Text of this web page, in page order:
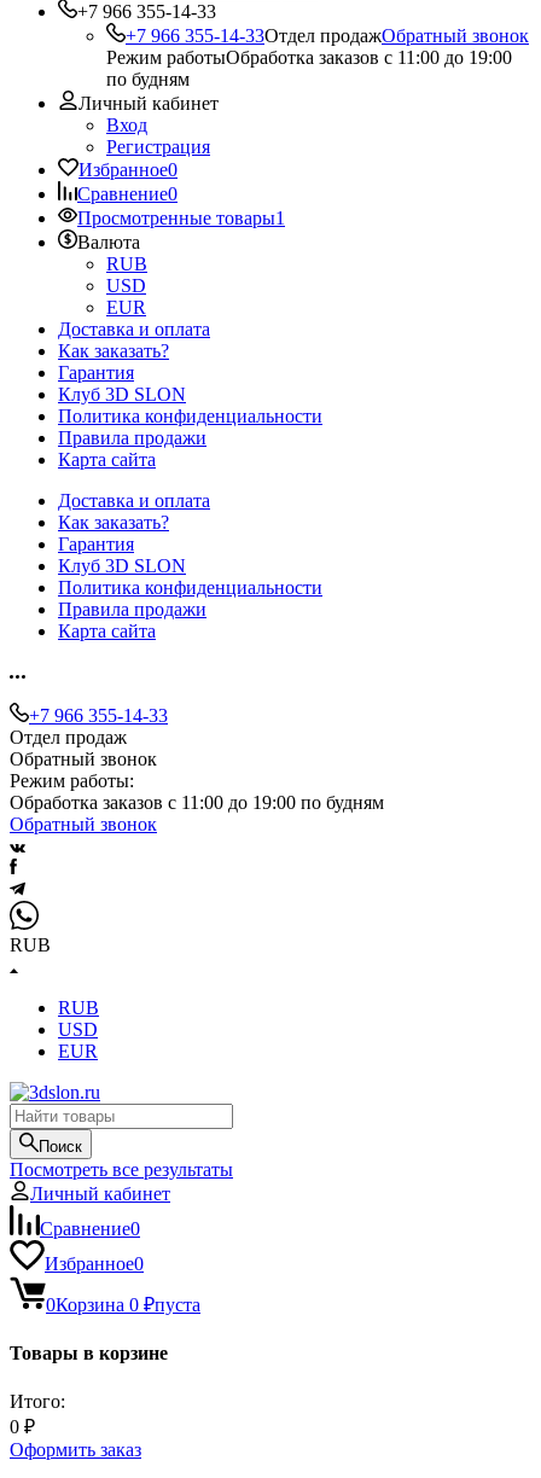
+7 966 355-14-33
+7 966 355-14-33Отдел продажОбратный звонок
Режим работыОбработка заказов с 11:00 до 19:00
по будням
Личный кабинет
Вход
Регистрация
Избранное0
Сравнение0
Просмотренные товары1
Валюта
RUB
USD
EUR
Доставка и оплата
Как заказать?
Гарантия
Клуб 3D SLON
Политика конфиденциальности
Правила продажи
Карта сайта
Доставка и оплата
Как заказать?
Гарантия
Клуб 3D SLON
Политика конфиденциальности
Правила продажи
Карта сайта
+7 966 355-14-33
Отдел продаж
Обратный звонок
Режим работы:
Обработка заказов с 11:00 до 19:00 по будням
Обратный звонок
RUB
RUB
USD
EUR
Поиск
Посмотреть все результаты
Личный кабинет
Сравнение0
Избранное0
0Корзина 0 ₽пуста
Товары в корзине
Итого:
0 ₽
Оформить заказ